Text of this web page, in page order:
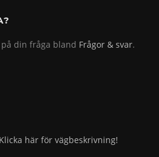
din fråga bland Frågor & svar.
Klicka här för vägbeskrivning!